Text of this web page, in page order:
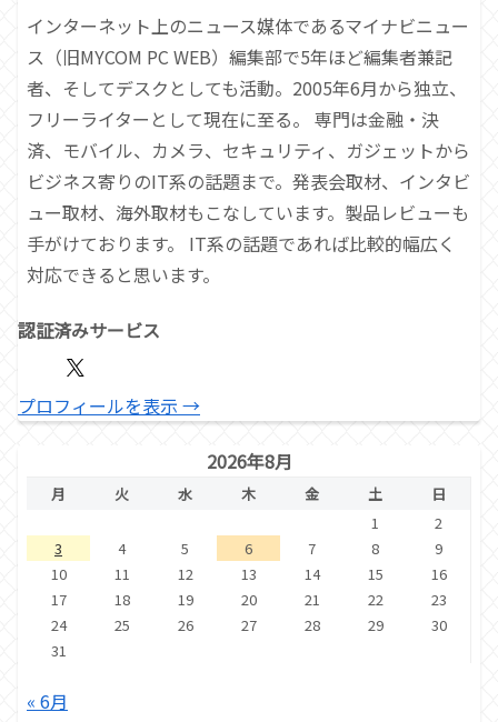
インターネット上のニュース媒体であるマイナビニュー
ス（旧MYCOM PC WEB）編集部で5年ほど編集者兼記
者、そしてデスクとしても活動。2005年6月から独立、
フリーライターとして現在に至る。 専門は金融・決
済、モバイル、カメラ、セキュリティ、ガジェットから
ビジネス寄りのIT系の話題まで。発表会取材、インタビ
ュー取材、海外取材もこなしています。製品レビューも
手がけております。 IT系の話題であれば比較的幅広く
対応できると思います。
認証済みサービス
プロフィールを表示 →
2026年8月
月 火 水 木 金 土
日
1
2
3
4 5 6 7 8
9
10
11 12 13 14 15
16
17
18 19 20 21 22
23
24
25 26 27 28 29
30
31
« 6月